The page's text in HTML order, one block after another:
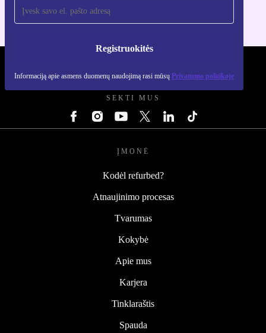
Registruokitės
Informaciją apie asmens duomenų naudojimą rasi mūsų Privatumo politikoje
SEKTI MUS
ĮMONĖ
Kodėl refurbed?
Atnaujinimo procesas
Tvarumas
Kokybė
Apie mus
Karjera
Tinklaraštis
Spauda